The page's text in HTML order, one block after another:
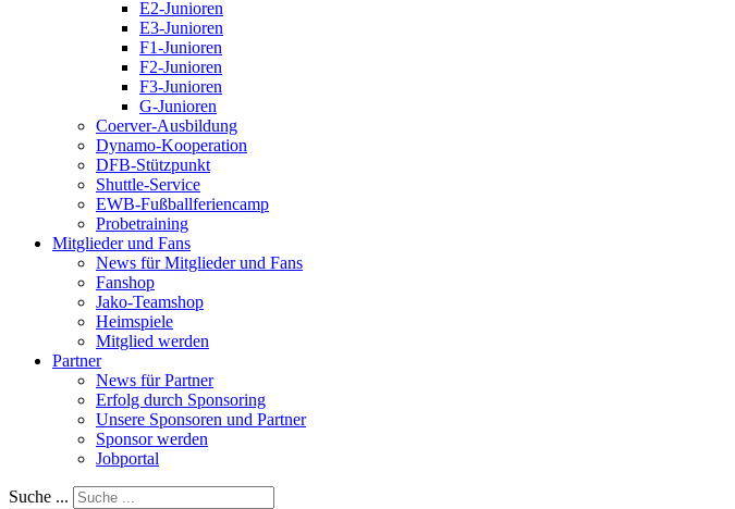
E2-Junioren
E3-Junioren
F1-Junioren
F2-Junioren
F3-Junioren
G-Junioren
Coerver-Ausbildung
Dynamo-Kooperation
DFB-Stützpunkt
Shuttle-Service
EWB-Fußballferiencamp
Probetraining
Mitglieder und Fans
News für Mitglieder und Fans
Fanshop
Jako-Teamshop
Heimspiele
Mitglied werden
Partner
News für Partner
Erfolg durch Sponsoring
Unsere Sponsoren und Partner
Sponsor werden
Jobportal
Suche ...